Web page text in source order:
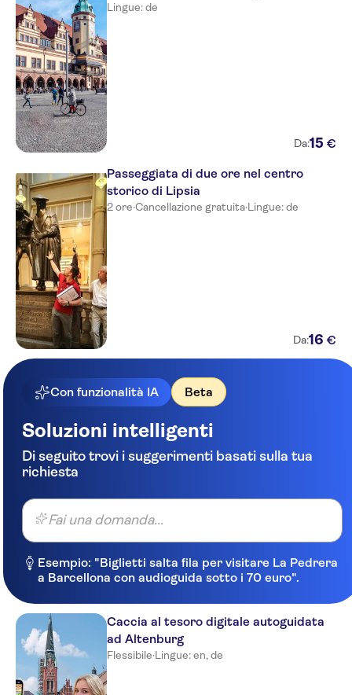
Lingue: de
Da:15 €
Passeggiata di due ore nel centro
storico di Lipsia
2 ore·Cancellazione gratuita·Lingue: de
Da:16 €
Con funzionalità IA Beta
Soluzioni intelligenti
Di seguito trovi i suggerimenti basati sulla tua
richiesta
Fai una domanda...
Esempio: "Biglietti salta fila per visitare La Pedrera
a Barcellona con audioguida sotto i 70 euro".
Caccia al tesoro digitale autoguidata
ad Altenburg
Flessibile·Lingue: en, de